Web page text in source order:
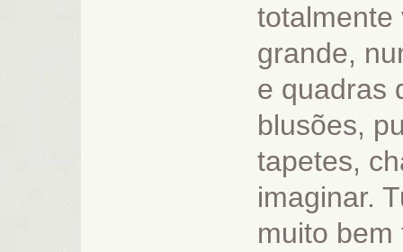
totalmente
grande,
e quadras
blusões,
tapetes,
imaginar.
muito bem